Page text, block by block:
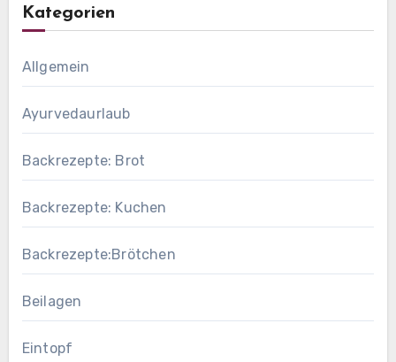
Kategorien
Allgemein
Ayurvedaurlaub
Backrezepte: Brot
Backrezepte: Kuchen
Backrezepte:Brötchen
Beilagen
Eintopf